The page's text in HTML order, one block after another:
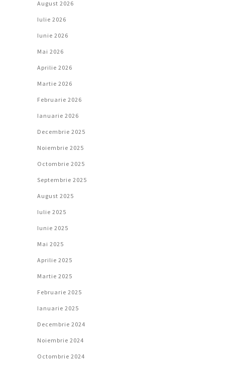
August 2026
Iulie 2026
Iunie 2026
Mai 2026
Aprilie 2026
Martie 2026
Februarie 2026
Ianuarie 2026
Decembrie 2025
Noiembrie 2025
Octombrie 2025
Septembrie 2025
August 2025
Iulie 2025
Iunie 2025
Mai 2025
Aprilie 2025
Martie 2025
Februarie 2025
Ianuarie 2025
Decembrie 2024
Noiembrie 2024
Octombrie 2024